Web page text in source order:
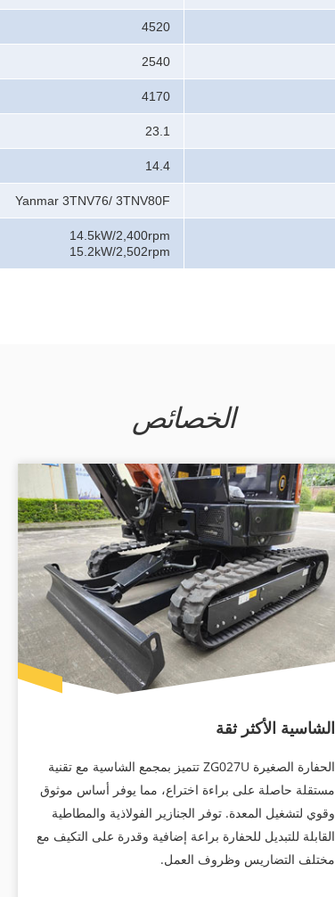
4520
2540
4170
23.1
14.4
Yanmar 3TNV76/ 3TNV80F
14.5kW/2,400rpm
15.2kW/2,502rpm
الخصائص
الشاسية الأكثر ثقة
الحفارة الصغيرة ZG027U تتميز بمجمع الشاسية مع تقنية
مستقلة حاصلة على براءة اختراع، مما يوفر أساس موثوق
وقوي لتشغيل المعدة. توفر الجنازير الفولاذية والمطاطية
القابلة للتبديل للحفارة براعة إضافية وقدرة على التكيف مع
مختلف التضاريس وظروف العمل.